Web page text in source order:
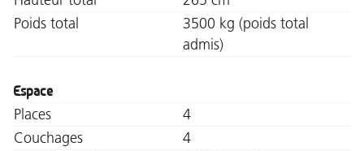
Poids total
3500 kg (poids total
admis)
Espace
Places
4
Couchages
4